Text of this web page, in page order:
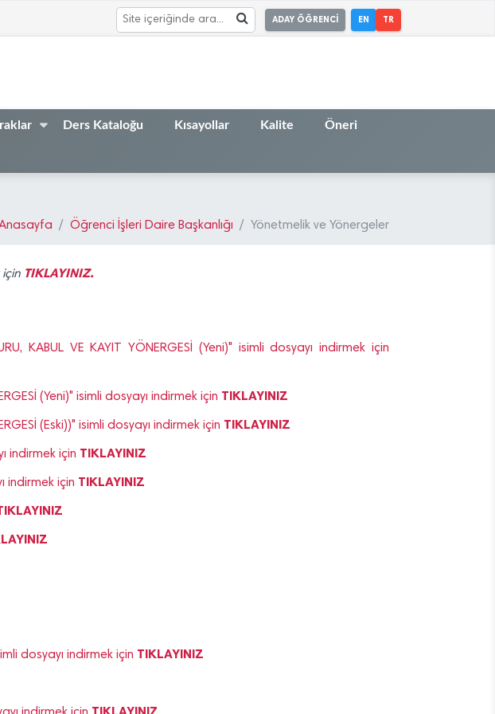
ADAY ÖĞRENCİ EN TR
Ders Kataloğu Kısayollar Kalite Öneri
Öğrenci İşleri Daire Başkanlığı Yönetmelik ve Yönergeler
için TIKLAYINIZ.
KABUL VE KAYIT YÖNERGESİ (Yeni)" isimli dosyayı indirmek için
(Yeni)" isimli dosyayı indirmek için TIKLAYINIZ
(Eski))" isimli dosyayı indirmek için TIKLAYINIZ
indirmek için TIKLAYINIZ
indirmek için TIKLAYINIZ
dosyayı indirmek için TIKLAYINIZ